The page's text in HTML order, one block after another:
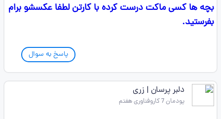
بچه ها کسی ماکت درست کرده با کارتن لطفا عکسشو برام
بفرستید.
پاسخ به سوال
دلبر پرسان | زری
پودمان 7 کاروفناوری هفتم